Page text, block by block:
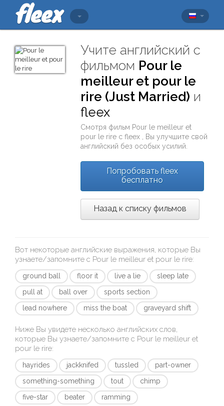
Учите английский с
фильмом Pour le
meilleur et pour le
rire (Just Married) и
fleex
Смотря фильм Pour le meilleur et
pour le rire сfleex
, Вы улучшите свой
английский без особых усилий.
Попробовать fleex
бесплатно
Назад к списку фильмов
Вот некоторые английские выражения, которые Вы
узнаете/запомните с Pour le meilleur et pour le rire:
ground ball floor it live a lie
sleep late
pull at
ball over
sports section
lead nowhere
miss the boat graveyard shift
Ниже Вы увидете несколько английских слов,
которые Вы узнаете/запомните с Pour le meilleur et
pour le rire:
hayrides jackknifed tussled
part-owner
something-something
tout
chimp
five-star
beater ramming